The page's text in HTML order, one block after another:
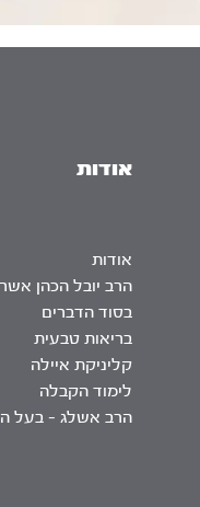
אודות
אודות
הרב יובל הכהן
בסוד הדברים
בריאות טבעית
קליניקת איילה
לימוד הקבלה
הרב אשלג – בעל